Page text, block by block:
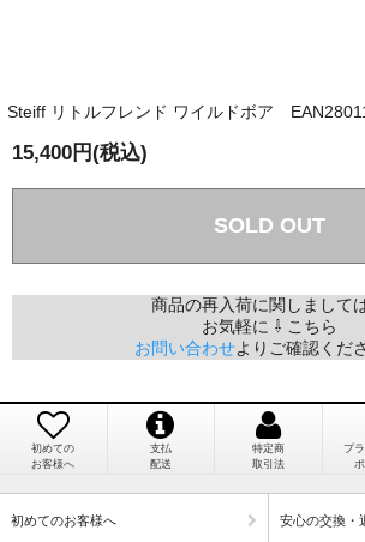
国内で一度検品をしますので、決済確
週間でのお届けとなります。
（稀に、通関手続き等に時間がかかり
注文のキャンセルは可能ですか？
お取り寄せ商品となっておりますため
注後のキャンセルは受け付けかねます
兵庫県 A・K 様 （女
「ベアちゃんの紹介分が丁寧に書
と（いつの作品など）
埼玉県 K・I 様 （女
「購入してから商品到着までメー
新潟県 A・K 様 （女
Steiff リトルフレンド ワイルドボア
15,400円(税込)
SOLD OUT
商品の再入荷に関しましては
お気軽に ⇩ こちら
お問い合わせよりご確認くだ
初めての
お客様へ
支払
配送
特定商
取引法
プ
初めてのお客様へ 安心の交換・